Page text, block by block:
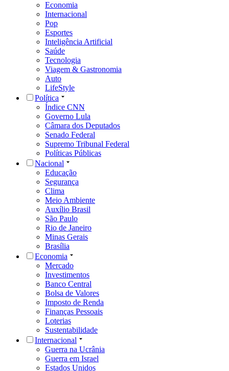
Economia
Internacional
Pop
Esportes
Inteligência Artificial
Saúde
Tecnologia
Viagem & Gastronomia
Auto
LifeStyle
Política
Índice CNN
Governo Lula
Câmara dos Deputados
Senado Federal
Supremo Tribunal Federal
Políticas Públicas
Nacional
Educação
Segurança
Clima
Meio Ambiente
Auxílio Brasil
São Paulo
Rio de Janeiro
Minas Gerais
Brasília
Economia
Mercado
Investimentos
Banco Central
Bolsa de Valores
Imposto de Renda
Finanças Pessoais
Loterias
Sustentabilidade
Internacional
Guerra na Ucrânia
Guerra em Israel
Estados Unidos